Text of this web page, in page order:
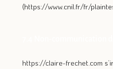
(https://www.cnil.fr/fr/
https://claire-frechet.com